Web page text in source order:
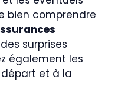
bien comprendre
surprises
également les
et à la